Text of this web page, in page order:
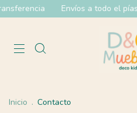
Envíos a todo el pías
Inicio . Contacto